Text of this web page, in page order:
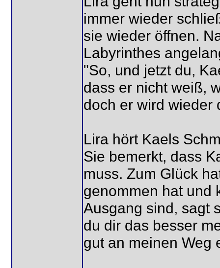
immer wieder
sie wieder öffnen.
Labyrinthes
"So, und jetzt du,
dass er nicht weiß,
doch er wird wieder
Lira hört Kaels
Sie bemerkt, dass
muss. Zum Glück
genommen hat und
Ausgang sind, sagt
du dir das besser
gut an meinen Weg